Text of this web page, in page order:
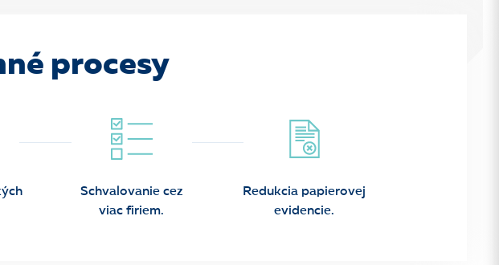
procesy
Schvalovanie cez
viac firiem.
Redukcia papierovej
evidencie.